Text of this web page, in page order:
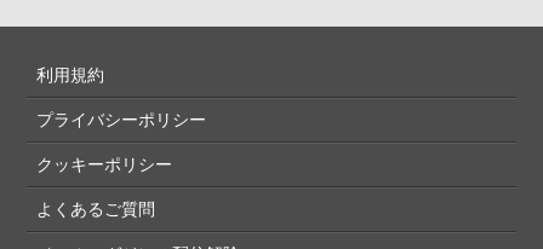
利用規約
プライバシーポリシー
クッキーポリシー
よくあるご質問